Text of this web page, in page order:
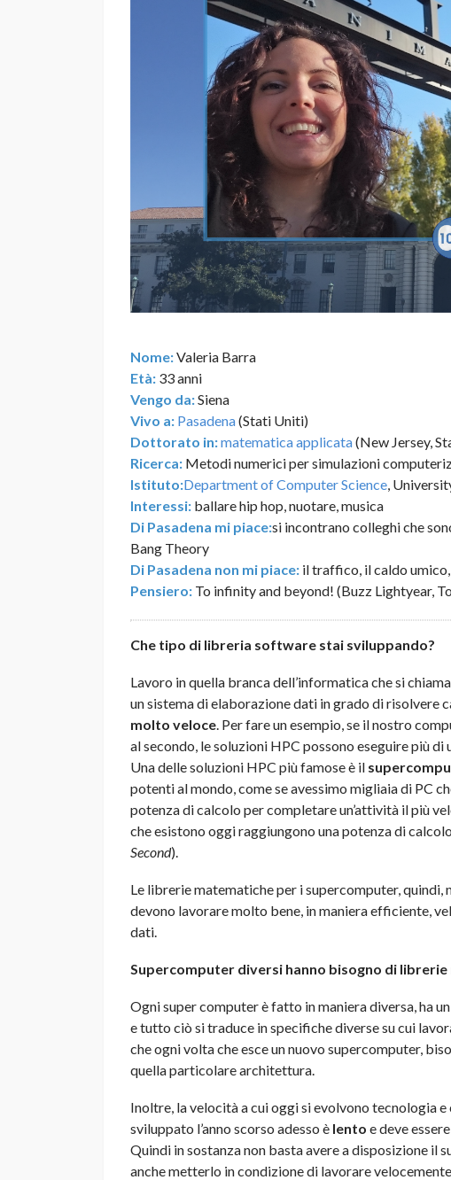
Nome:Valeria Barra
Età: 33 anni
Vengo da:Siena
Vivo a: Pasadena(Stati Uniti)
Dottorato in:matematica applicata(New Jersey,
Ricerca: Metodi numerici per simulazioni
Istituto:Department of Computer Science,
Interessi: ballare hip hop, nuotare, musica
Di Pasadena mi piace:si incontrano colleghi che
Bang Theory
Di Pasadena non mi piace: il traffico, il caldo
Pensiero: To infinity and beyond! (Buzz Lightyear,
Che tipo di libreria software stai sviluppando?
Lavoro in quella branca dell’informatica che si chiama
un sistema di elaborazione dati in grado di risolvere
molto veloce. Per fare un esempio, se il nostro
al secondo, le soluzioni HPC possono eseguire più
Una delle soluzioni HPC più famose è il
potenti al mondo, come se avessimo migliaia di PC
potenza di calcolo per completare un’attività il più
che esistono oggi raggiungono una potenza di
Second).
Le librerie matematiche per i supercomputer, quindi,
devono lavorare molto bene, in maniera efficiente,
dati.
Supercomputer diversi hanno bisogno di
Ogni super computer è fatto in maniera diversa, ha
e tutto ciò si traduce in specifiche diverse su cui
che ogni volta che esce un nuovo supercomputer,
quella particolare architettura.
Inoltre, la velocità a cui oggi si evolvono tecnologia
sviluppato l’anno scorso adesso è lento e deve
Quindi in sostanza non basta avere a disposizione il
anche metterlo in condizione di lavorare